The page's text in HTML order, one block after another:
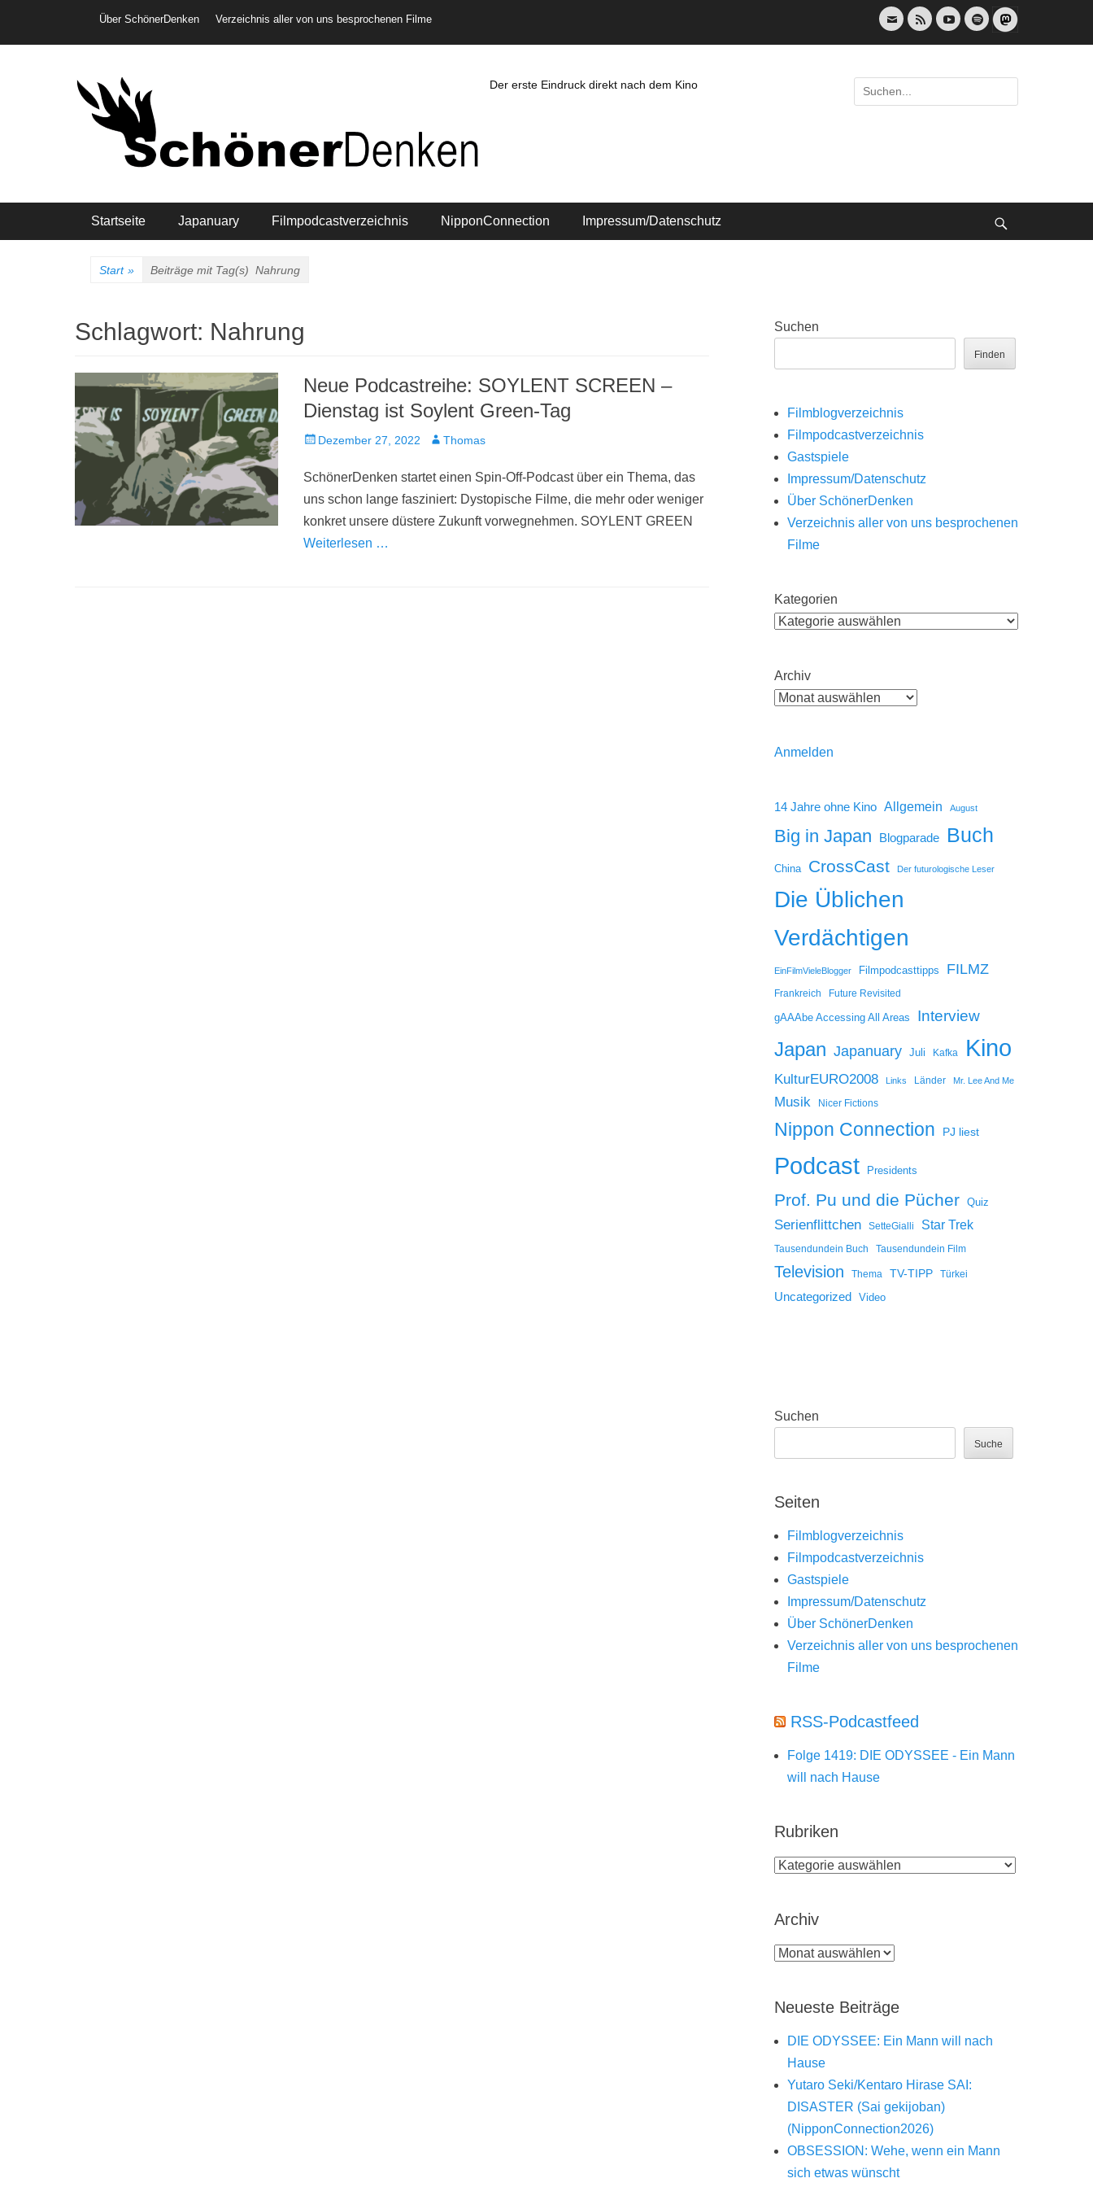
Header-Menü
Über SchönerDenken Verzeichnis aller von uns besprochenen Filme
E-
Mail
Feed YouTubeSpotify
Der erste Eindruck direkt nach dem Kino
Suche
nach:
Hauptmenü
Startseite Japanuary Filmpodcastverzeichnis NipponConnection Impressum/Datenschutz
Start » Beiträge mit Tag(s) Nahrung
Schlagwort: Nahrung
Neue Podcastreihe: SOYLENT SCREEN –
Dienstag ist Soylent Green-Tag
Veröffentlicht
Dezember 27, 2022 AutorThomas
SchönerDenken startet einen Spin-Off-Podcast über ein Thema, das
uns schon lange fasziniert: Dystopische Filme, die mehr oder weniger
konkret unsere düstere Zukunft vorwegnehmen. SOYLENT GREEN
Weiterlesen …
Suchen
Finden
Filmblogverzeichnis
Filmpodcastverzeichnis
Gastspiele
Impressum/Datenschutz
Über SchönerDenken
Verzeichnis aller von uns besprochenen
Filme
Kategorien
Archiv
Anmelden
14 Jahre ohne Kino Allgemein August
Big in Japan Blogparade Buch
China CrossCast Der futurologische Leser
Die Üblichen
Verdächtigen
EinFilmVieleBlogger Filmpodcasttipps FILMZ
Frankreich Future Revisited
gAAAbe Accessing All Areas Interview
Japan Japanuary Juli Kafka Kino
KulturEURO2008 Links Länder Mr. Lee And Me
Musik Nicer Fictions
Nippon Connection PJ liest
Podcast Presidents
Prof. Pu und die Pücher Quiz
Serienflittchen SetteGialli Star Trek
Tausendundein Buch Tausendundein Film
Television Thema TV-TIPP Türkei
Uncategorized Video
Suchen
Suche
Seiten
Filmblogverzeichnis
Filmpodcastverzeichnis
Gastspiele
Impressum/Datenschutz
Über SchönerDenken
Verzeichnis aller von uns besprochenen
Filme
RSS-Podcastfeed
Folge 1419: DIE ODYSSEE - Ein Mann
will nach Hause
Rubriken
Rubriken
Archiv
Archiv
Neueste Beiträge
DIE ODYSSEE: Ein Mann will nach
Hause
Yutaro Seki/Kentaro Hirase SAI:
DISASTER (Sai gekijoban)
(NipponConnection2026)
OBSESSION: Wehe, wenn ein Mann
sich etwas wünscht